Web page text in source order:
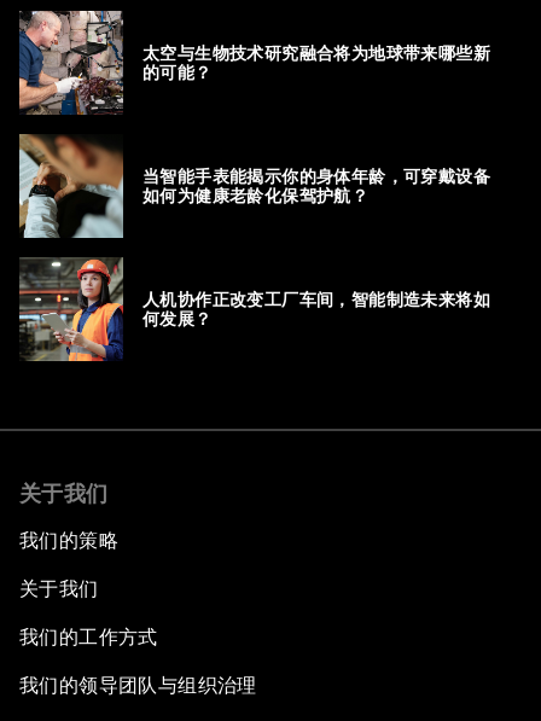
太空与生物技术研究融合将为地球带来哪些新
的可能？
当智能手表能揭示你的身体年龄，可穿戴设备
如何为健康老龄化保驾护航？
人机协作正改变工厂车间，智能制造未来将如
何发展？
关于我们
我们的策略
关于我们
我们的工作方式
我们的领导团队与组织治理